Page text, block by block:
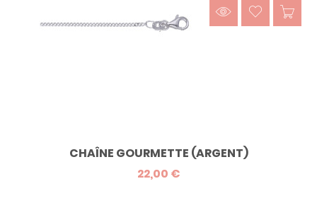
CHAÎNE GOURMETTE (ARGENT)
22,00 €